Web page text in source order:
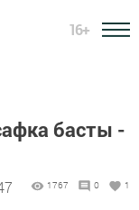
16+
басты -
1767 0 1